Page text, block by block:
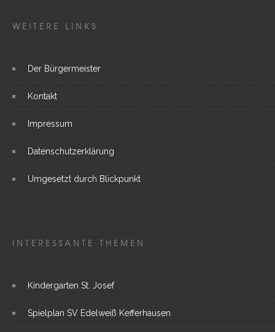
WEITERE LINKS
Der Bürgermeister
Kontakt
Impressum
Datenschutzerklärung
Umgesetzt durch Blickpunkt
INTERESSANTE THEMEN
Kindergarten St. Josef
Spielplan SV Edelweiß Kefferhausen